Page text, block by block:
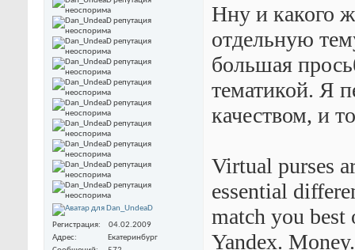
Регистрация
04.02.2009
Адрес
Екатеринбург
Нну и какого
отдельную
большая
тематикой. Я
качеством, и
Virtual purses
essential
match you best
Yandex. Money.